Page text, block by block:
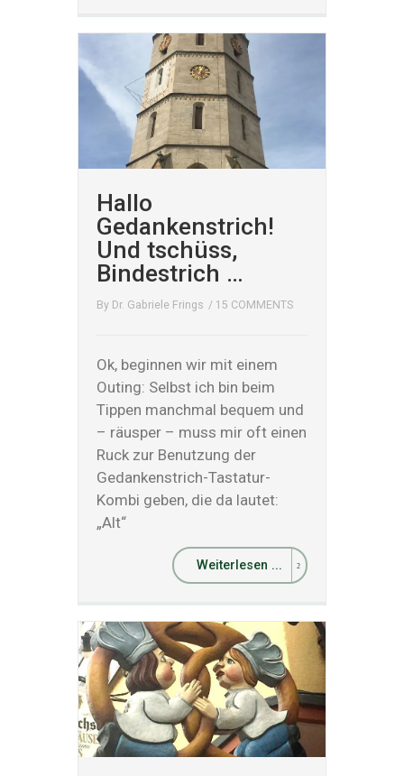
Hallo
Gedankenstrich!
Und tschüss,
Bindestrich …
By Dr. Gabriele Frings / 15 COMMENTS
Ok, beginnen wir mit einem
Outing: Selbst ich bin beim
Tippen manchmal bequem und
– räusper – muss mir oft einen
Ruck zur Benutzung der
Gedankenstrich-Tastatur-
Kombi geben, die da lautet:
„Alt“
Weiterlesen ...